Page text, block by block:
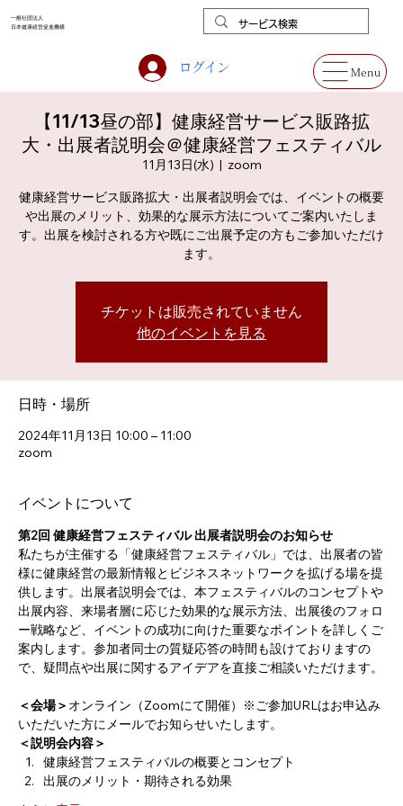
一般社団法人
日本健康経営促進機構
ログイン Menu
【11/13昼の部】健康経営サービス販路拡
大・出展者説明会＠健康経営フェスティバル
11月13日(水)
  |
zoom
健康経営サービス販路拡大・出展者説明会では、イベントの概要
や出展のメリット、効果的な展示方法についてご案内いたしま
す。出展を検討される方や既にご出展予定の方もご参加いただけ
ます。
チケットは販売されていません
他のイベントを見る
日時・場所
2024年11月13日 10:00 – 11:00
zoom
イベントについて
第2回 健康経営フェスティバル 出展者説明会のお知らせ
私たちが主催する「健康経営フェスティバル」では、出展者の皆
様に健康経営の最新情報とビジネスネットワークを拡げる場を提
供します。出展者説明会では、本フェスティバルのコンセプトや
出展内容、来場者層に応じた効果的な展示方法、出展後のフォロ
ー戦略など、イベントの成功に向けた重要なポイントを詳しくご
案内します。参加者同士の質疑応答の時間も設けておりますの
で、疑問点や出展に関するアイデアを直接ご相談いただけます。
＜会場＞ オンライン（Zoomにて開催）※ご参加URLはお申込み
いただいた方にメールでお知らせいたします。
＜説明会内容＞
健康経営フェスティバルの概要とコンセプト
出展のメリット・期待される効果